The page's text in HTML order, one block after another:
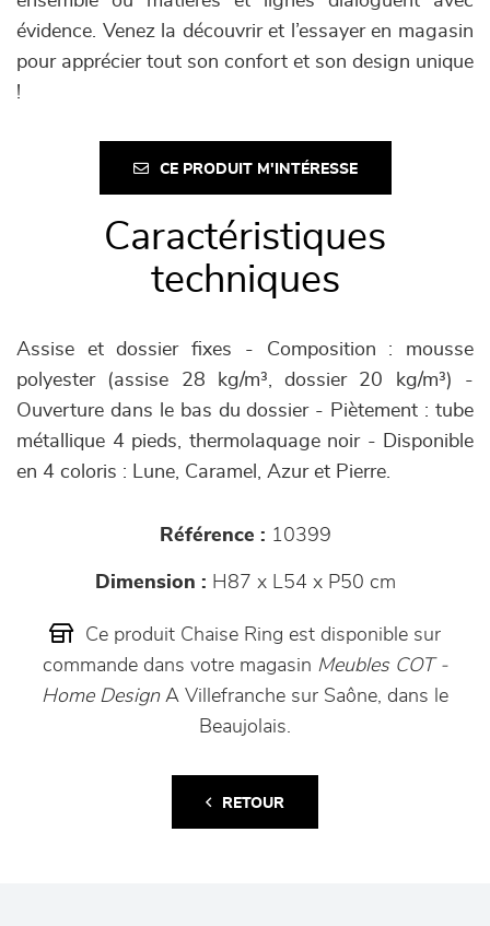
évidence. Venez la découvrir et l’essayer en magasin
pour apprécier tout son confort et son design unique
!
CE PRODUIT M'INTÉRESSE
Caractéristiques
techniques
Assise et dossier fixes - Composition : mousse
polyester (assise 28 kg/m³, dossier 20 kg/m³) -
Ouverture dans le bas du dossier - Piètement : tube
métallique 4 pieds, thermolaquage noir - Disponible
en 4 coloris : Lune, Caramel, Azur et Pierre.
Référence : 10399
Dimension : H87 x L54 x P50 cm
Ce produit Chaise Ring est disponible sur
commande dans votre magasin Meubles COT -
Home DesignA Villefranche sur Saône, dans le
Beaujolais.
RETOUR